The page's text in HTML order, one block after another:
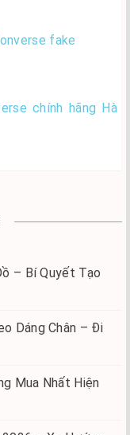
fake
chính hãng Hà
– Bí Quyết Tạo
Dáng Chân – Đi
Mua Nhất Hiện